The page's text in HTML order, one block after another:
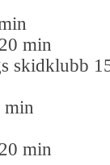
min
skidklubb
min
min